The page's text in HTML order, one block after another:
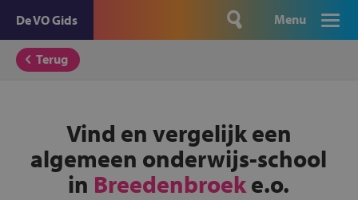
De VO Gids Menu
Terug
Vind en vergelijk een
algemeen onderwijs-school
in Breedenbroeke.o.